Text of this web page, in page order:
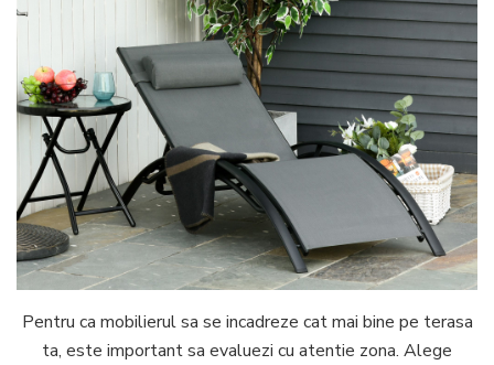
Pentru ca mobilierul sa se incadreze cat mai bine pe terasa
ta, este important sa evaluezi cu atentie zona. Alege